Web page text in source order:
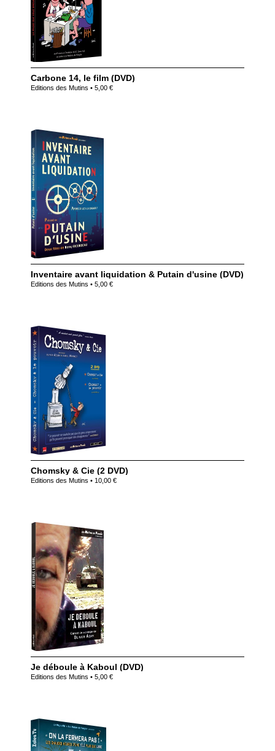
Carbone 14, le film (DVD)
Editions des Mutins • 5,00 €
Inventaire avant liquidation & Putain d'usine (DVD)
Editions des Mutins • 5,00 €
Chomsky & Cie (2 DVD)
Editions des Mutins • 10,00 €
Je déboule à Kaboul (DVD)
Editions des Mutins • 5,00 €